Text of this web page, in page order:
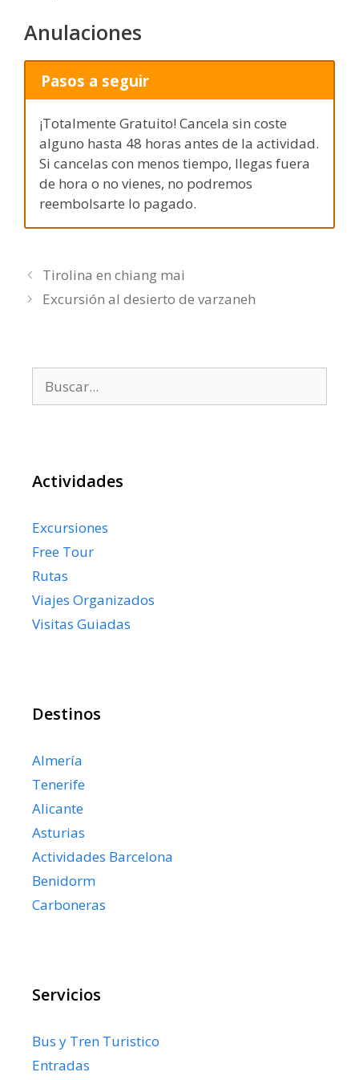
Anulaciones
Pasos a seguir
¡Totalmente Gratuito! Cancela sin coste
alguno hasta 48 horas antes de la actividad.
Si cancelas con menos tiempo, llegas fuera
de hora o no vienes, no podremos
reembolsarte lo pagado.
Tirolina en chiang mai
Excursión al desierto de varzaneh
Actividades
Excursiones
Free Tour
Rutas
Viajes Organizados
Visitas Guiadas
Destinos
Almería
Tenerife
Alicante
Asturias
Actividades Barcelona
Benidorm
Carboneras
Servicios
Bus y Tren Turistico
Entradas